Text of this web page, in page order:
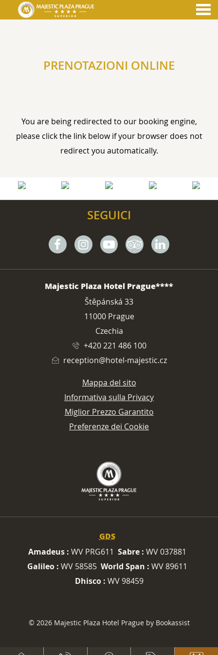
PRENOTAZIONI ONLINE
You are being redirected to our booking engine,
please click the link below if your browser does not
redirect you automatically.
INDIRIZZOMajestic Plaza Hotel Prague****
Štěpánská 33
11000 Prague
Czechia
+420 221 486 100
reception@hotel-majestic.cz
Mappa del sito
Informativa sulla Privacy
Miglior Prezzo Garantito
Preferenze dei Cookie
SEGUICI
FacebookInstagram
YoutubeTripadvisor
Linkedin
GDS
Amadeus : WV PRG611 Sabre : WV 037881
Galileo : WV 58585 World Span : WV 89611
Dhisco : WV 98459
© 2026 Majestic Plaza Hotel Prague by Bookassist